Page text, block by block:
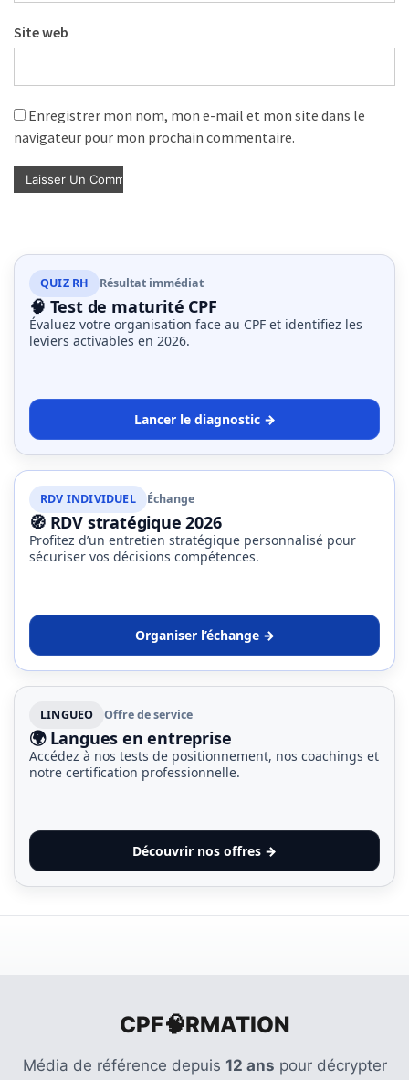
Site web
Enregistrer mon nom, mon e-mail et mon site dans le
navigateur pour mon prochain commentaire.
QUIZ RH Résultat immédiat
🧠 Test de maturité CPF
Évaluez votre organisation face au CPF et identifiez les
leviers activables en 2026.
Lancer le diagnostic →
RDV INDIVIDUEL Échange
🧭 RDV stratégique 2026
Profitez d’un entretien stratégique personnalisé pour
sécuriser vos décisions compétences.
Organiser l’échange →
LINGUEO Offre de service
🌍 Langues en entreprise
Accédez à nos tests de positionnement, nos coachings et
notre certification professionnelle.
Découvrir nos offres →
CPF🧠RMATION
Média de référence depuis 12 ans pour décrypter